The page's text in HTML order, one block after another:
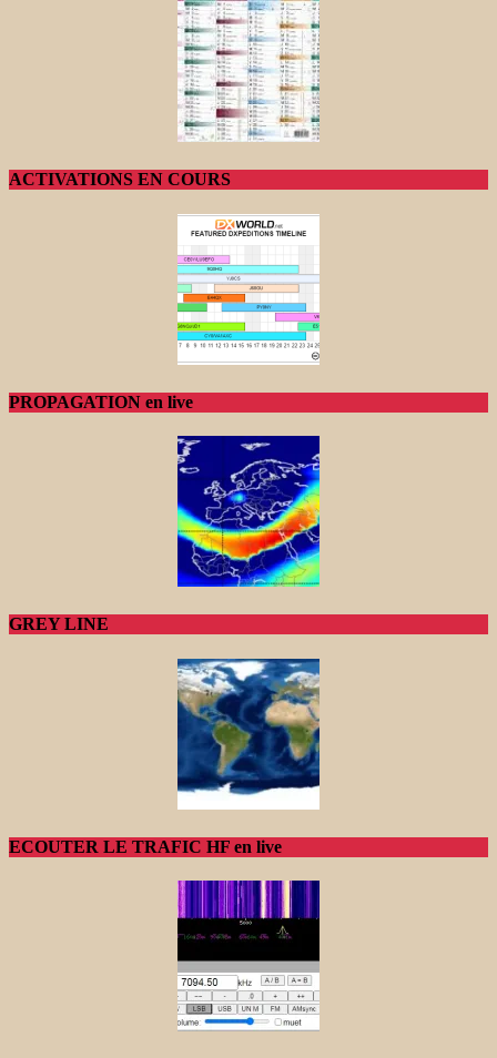
ACTIVATIONS EN COURS
PROPAGATION en live
GREY LINE
ECOUTER LE TRAFIC HF en live